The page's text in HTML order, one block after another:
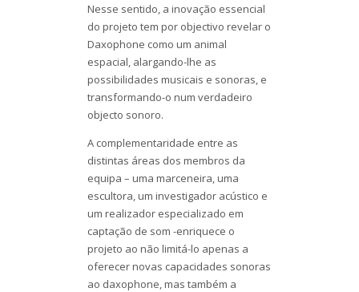
Nesse sentido, a inovação essencial
do projeto tem por objectivo revelar o
Daxophone como um animal
espacial, alargando-lhe as
possibilidades musicais e sonoras, e
transformando-o num verdadeiro
objecto sonoro.
A complementaridade entre as
distintas áreas dos membros da
equipa – uma marceneira, uma
escultora, um investigador acústico e
um realizador especializado em
captação de som -enriquece o
projeto ao não limitá-lo apenas a
oferecer novas capacidades sonoras
ao daxophone, mas também a